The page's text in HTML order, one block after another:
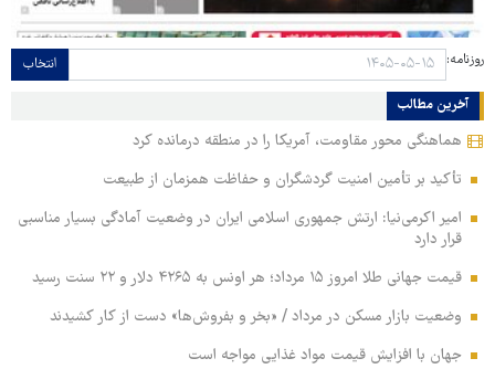
روزنامه: انتخاب
آخرین مطالب
هماهنگی محور مقاومت، آمریکا را در منطقه درمانده کرد
تأکید بر تأمین امنیت گردشگران و حفاظت همزمان از طبیعت
امیر اکرمی‌نیا: ارتش جمهوری اسلامی ایران در وضعیت آمادگی بسیار مناسبی
قرار دارد
قیمت جهانی طلا امروز ۱۵ مرداد؛ هر اونس به ۴۲۶۵ دلار و ۲۲ سنت رسید
وضعیت بازار مسکن در مرداد / «بخر و بفروش‌ها» دست از کار کشیدند
جهان با افزایش قیمت مواد غذایی مواجه است